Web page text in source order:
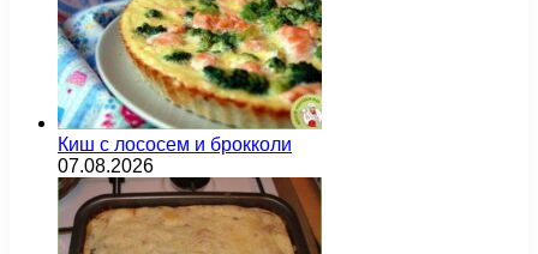
Киш с лососем и брокколи
07.08.2026